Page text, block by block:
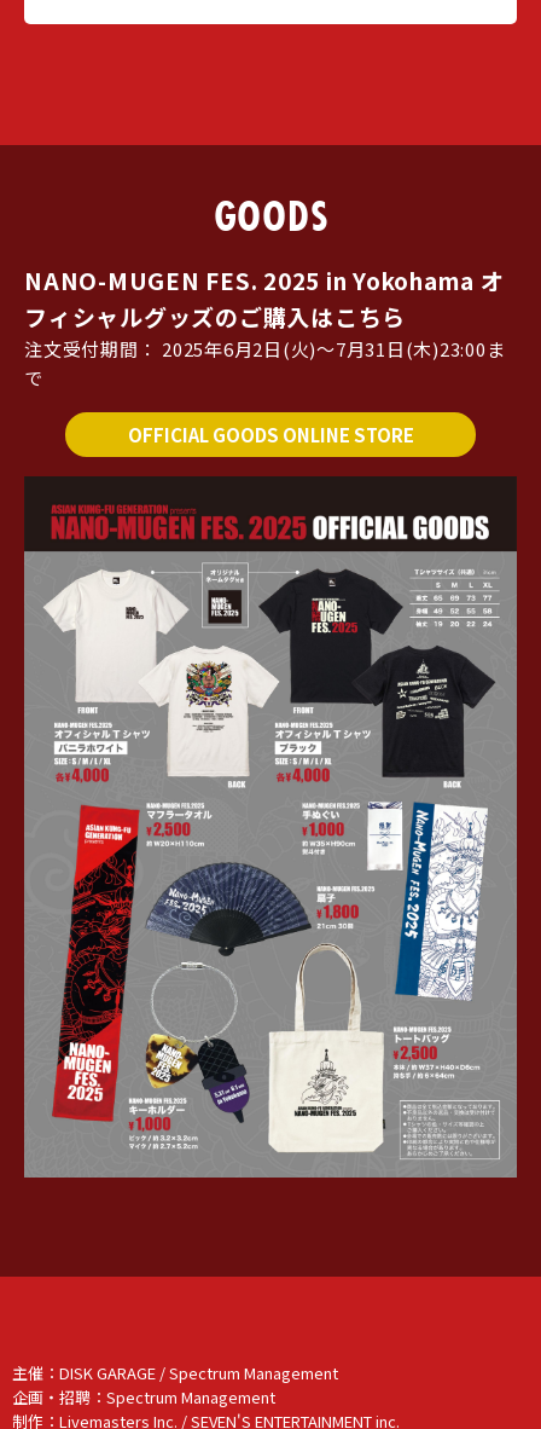
GOODS
NANO-MUGEN FES. 2025 in Yokohama オ
フィシャルグッズのご購入はこちら
注文受付期間： 2025年6月2日(火)〜7月31日(木)23:00ま
で
OFFICIAL GOODS ONLINE STORE
主催：DISK GARAGE / Spectrum Management
企画・招聘：Spectrum Management
制作：Livemasters Inc. / SEVEN'S ENTERTAINMENT inc.